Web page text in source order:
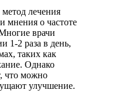
лечения
мнения о частоте
врачи
1-2 раза в день,
таких как
Однако
что можно
улучшение.